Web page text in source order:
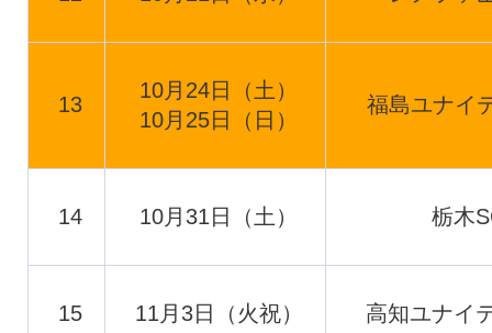
13
10月24日（土）
10月25日（日）
福島ユナイ
14 10月31日（土） 栃木
15 11月3日（火祝） 高知ユナイ